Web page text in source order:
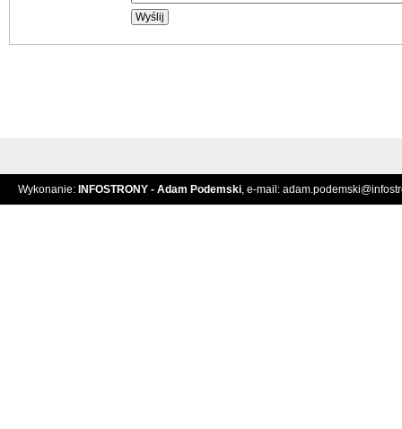
Wykonanie: INFOSTRONY - Adam Podemski, e-mail: